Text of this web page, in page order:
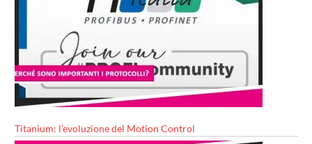
Titanium: l’evoluzione del Motion Control